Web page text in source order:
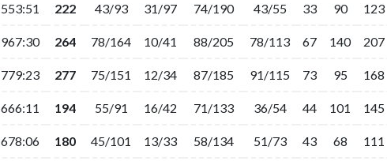
553:51 222 43/93 31/97 74/190 43/55 33 90 123
967:30 264 78/164 10/41 88/205 78/113 67 140 207
779:23 277 75/151 12/34 87/185 91/115 73 95 168
666:11 194 55/91 16/42 71/133 36/54 44 101 145
678:06 180 45/101 13/33 58/134 51/73 43 68 111